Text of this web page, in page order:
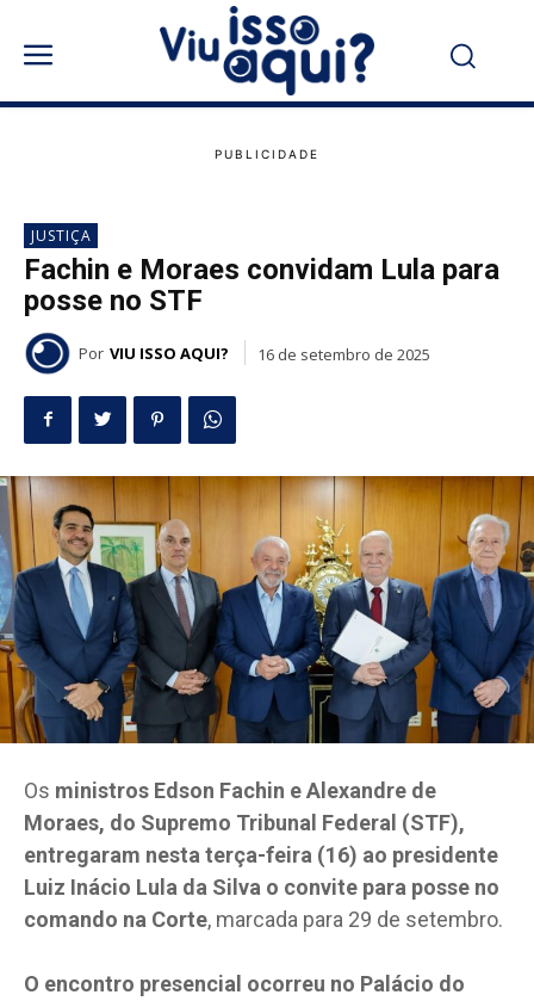
JUSTIÇA
Fachin e Moraes convidam Lula para
posse no STF
Por VIU ISSO AQUI? 16 de setembro de 2025
Os ministros Edson Fachin e Alexandre de
Moraes, do Supremo Tribunal Federal (STF),
entregaram nesta terça-feira (16) ao presidente
Luiz Inácio Lula da Silva o convite para posse no
comando na Corte, marcada para 29 de setembro.
O encontro presencial ocorreu no Palácio do